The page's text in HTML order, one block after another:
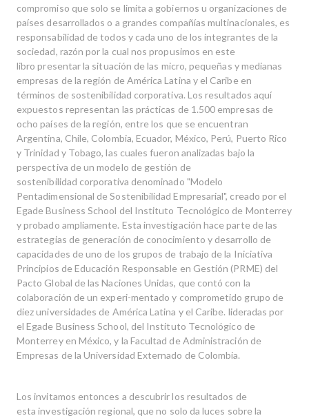
compromiso que solo se limita a gobiernos u organizaciones de
países desarrollados o a grandes compañías multinacionales, es
responsabilidad de todos y cada uno de los integrantes de la
sociedad, razón por la cual nos propusimos en este
libro presentar la situación de las micro, pequeñas y medianas
empresas de la región de América Latina y el Caribe en
términos de sostenibilidad corporativa. Los resultados aquí
expuestos representan las prácticas de 1.500 empresas de
ocho países de la región, entre los que se encuentran
Argentina, Chile, Colombia, Ecuador, México, Perú, Puerto Rico
y Trinidad y Tobago, las cuales fueron analizadas bajo la
perspectiva de un modelo de gestión de
sostenibilidad corporativa denominado "Modelo
Pentadimensional de Sostenibilidad Empresarial", creado por el
Egade Business School del Instituto Tecnológico de Monterrey
y probado ampliamente. Esta investigación hace parte de las
estrategias de generación de conocimiento y desarrollo de
capacidades de uno de los grupos de trabajo de la Iniciativa
Principios de Educación Responsable en Gestión (PRME) del
Pacto Global de las Naciones Unidas, que contó con la
colaboración de un experi-mentado y comprometido grupo de
diez universidades de América Latina y el Caribe. lideradas por
el Egade Business School, del Instituto Tecnológico de
Monterrey en México, y la Facultad de Administración de
Empresas de la Universidad Externado de Colombia.
Los invitamos entonces a descubrir los resultados de
esta investigación regional, que no solo da luces sobre la